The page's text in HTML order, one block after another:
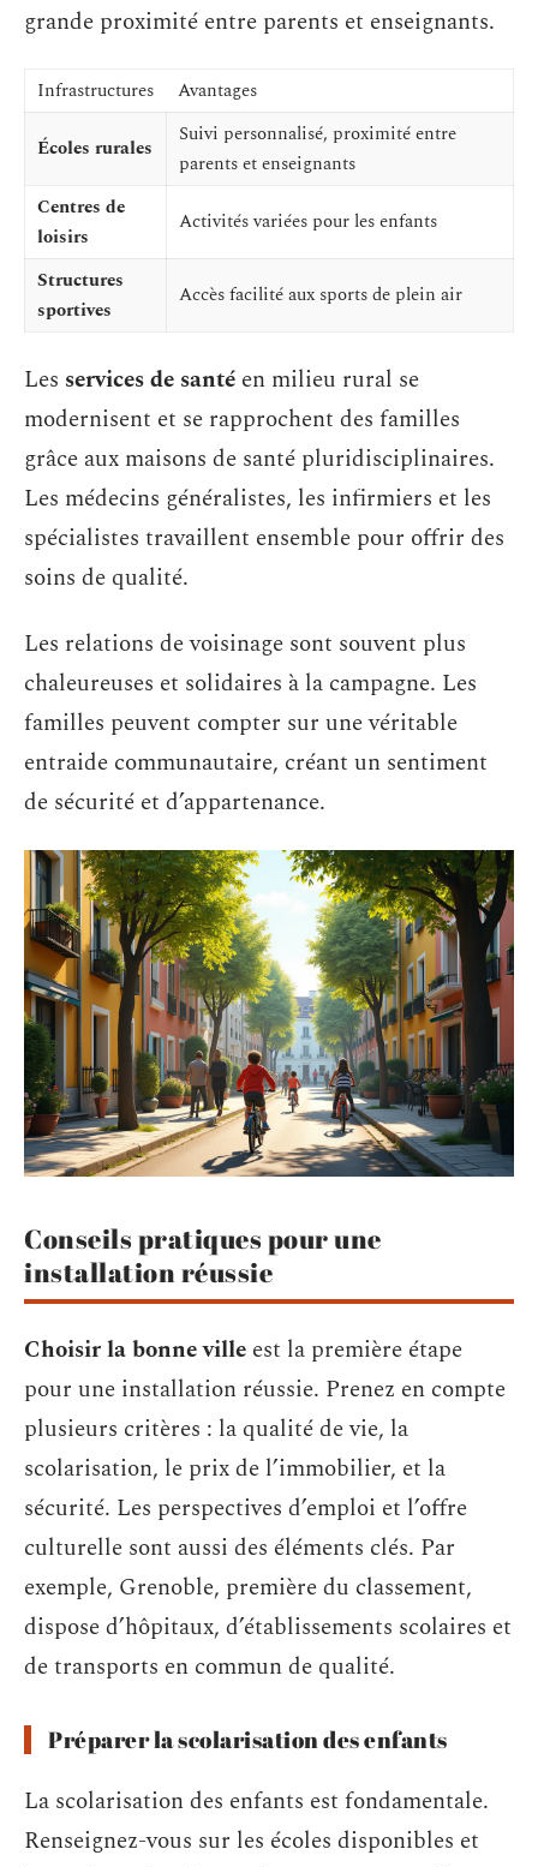
grande proximité entre parents et enseignants.
Infrastructures Avantages
Écoles rurales
Suivi personnalisé, proximité entre
parents et enseignants
Centres de
loisirs
Activités variées pour les enfants
Structures
sportives
Accès facilité aux sports de plein air
Les services de santé en milieu rural se
modernisent et se rapprochent des familles
grâce aux maisons de santé pluridisciplinaires.
Les médecins généralistes, les infirmiers et les
spécialistes travaillent ensemble pour offrir des
soins de qualité.
Les relations de voisinage sont souvent plus
chaleureuses et solidaires à la campagne. Les
familles peuvent compter sur une véritable
entraide communautaire, créant un sentiment
de sécurité et d’appartenance.
Conseils pratiques pour une
installation réussie
Choisir la bonne ville est la première étape
pour une installation réussie. Prenez en compte
plusieurs critères : la qualité de vie, la
scolarisation, le prix de l’immobilier, et la
sécurité. Les perspectives d’emploi et l’offre
culturelle sont aussi des éléments clés. Par
exemple, Grenoble, première du classement,
dispose d’hôpitaux, d’établissements scolaires et
de transports en commun de qualité.
Préparer la scolarisation des enfants
La scolarisation des enfants est fondamentale.
Renseignez-vous sur les écoles disponibles et